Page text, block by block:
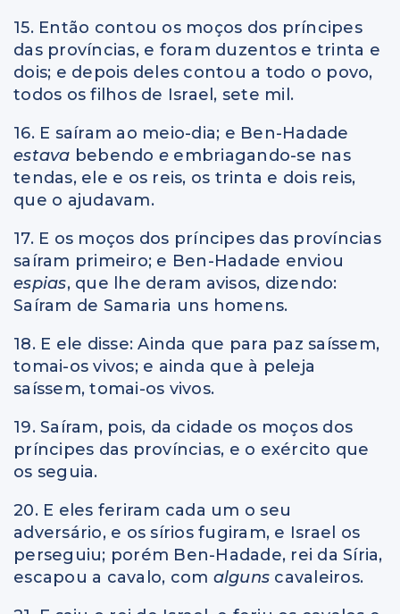
15. Então contou os moços dos príncipes
das províncias, e foram duzentos e trinta e
dois; e depois deles contou a todo o povo,
todos os filhos de Israel, sete mil.
16. E saíram ao meio-dia; e Ben-Hadade
estava bebendo e embriagando-se nas
tendas, ele e os reis, os trinta e dois reis,
que o ajudavam.
17. E os moços dos príncipes das províncias
saíram primeiro; e Ben-Hadade enviou
espias, que lhe deram avisos, dizendo:
Saíram de Samaria uns homens.
18. E ele disse: Ainda que para paz saíssem,
tomai-os vivos; e ainda que à peleja
saíssem, tomai-os vivos.
19. Saíram, pois, da cidade os moços dos
príncipes das províncias, e o exército que
os seguia.
20. E eles feriram cada um o seu
adversário, e os sírios fugiram, e Israel os
perseguiu; porém Ben-Hadade, rei da Síria,
escapou a cavalo, com alguns cavaleiros.